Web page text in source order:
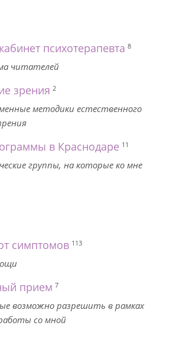
психотерапевта 8
читателей
зрения 2
методики естественного
в Краснодаре 11
группы, на которые ко мне
симптомов 113
прием 7
возможно разрешить в рамках
со мной